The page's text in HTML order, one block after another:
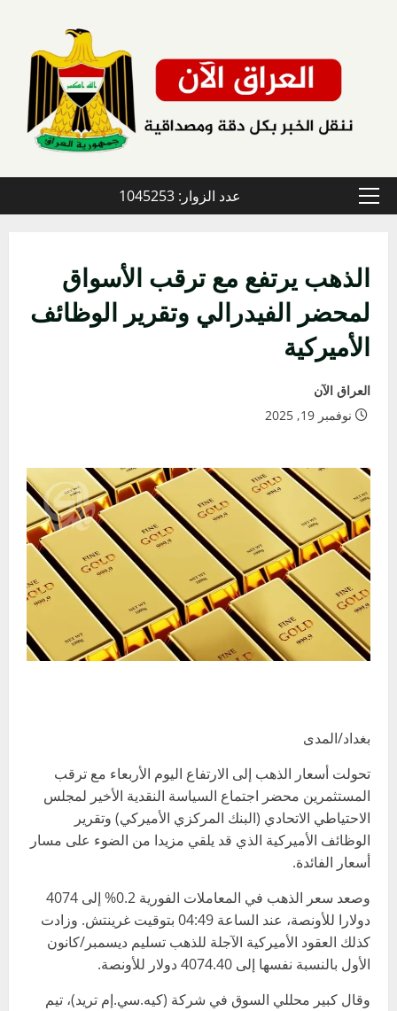
القائمة
عدد الزوار: 1045253
الذهب يرتفع مع ترقب الأسواق
لمحضر الفيدرالي وتقرير الوظائف
الأميركية
العراق الآن
نوفمبر 19, 2025
بغداد/المدى
تحولت أسعار الذهب إلى الارتفاع اليوم الأربعاء مع ترقب
المستثمرين محضر اجتماع السياسة النقدية الأخير لمجلس
الاحتياطي الاتحادي (البنك المركزي الأميركي) وتقرير
الوظائف الأميركية الذي قد يلقي مزيدا من الضوء على مسار
أسعار الفائدة.
وصعد سعر الذهب في المعاملات الفورية 0.2% إلى 4074
دولارا للأونصة، عند الساعة 04:49 بتوقيت غرينتش. وزادت
كذلك العقود الأميركية الآجلة للذهب تسليم ديسمبر/كانون
الأول بالنسبة نفسها إلى 4074.40 دولار للأونصة.
وقال كبير محللي السوق في شركة (كيه.سي.إم تريد)، تيم